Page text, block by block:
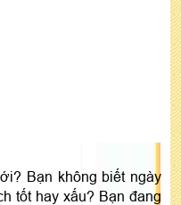
Bạn không biết ngày
tốt hay xấu? Bạn đang